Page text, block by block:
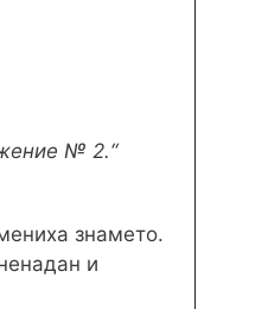
№ 2.“
знамето.
и